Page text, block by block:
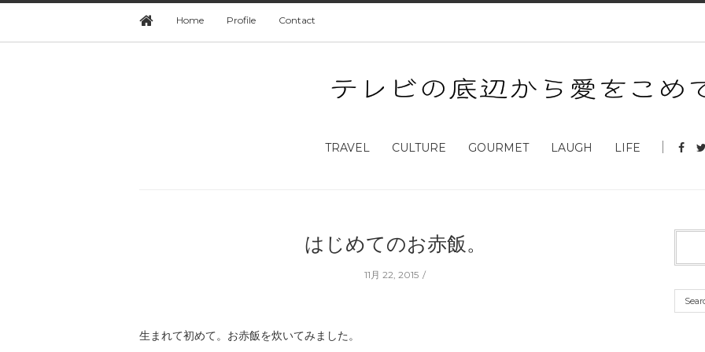
Home Profile Contact
TRAVEL CULTURE GOURMET LAUGH LIFE
はじめてのお赤飯。
11月 22, 2015
生まれて初めて。お赤飯を炊いてみました。